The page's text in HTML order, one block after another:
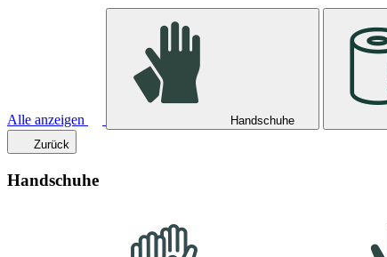
Alle anzeigen Handschuhe
Zurück
Handschuhe